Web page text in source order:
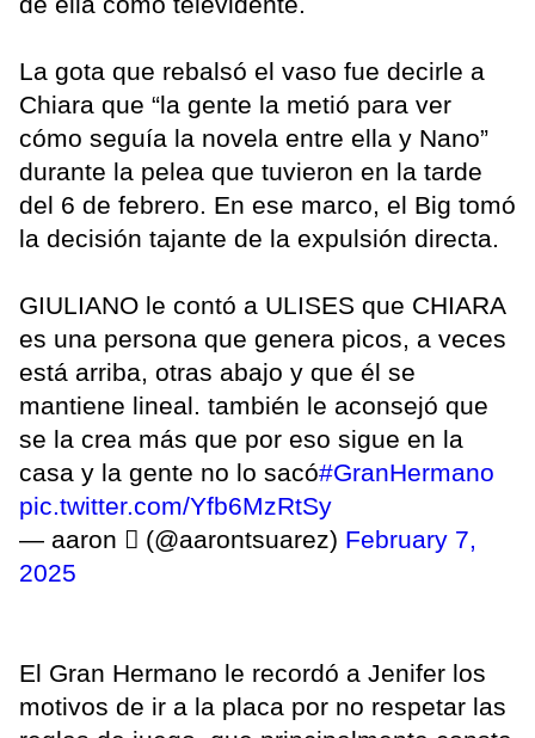
La gota que rebalsó el vaso fue decirle a
Chiara que “la gente la metió para ver
cómo seguía la novela entre ella y Nano”
durante la pelea que tuvieron en la tarde
del 6 de febrero. En ese marco, el Big tomó
la decisión tajante de la expulsión directa.
GIULIANO le contó a ULISES que CHIARA
es una persona que genera picos, a veces
está arriba, otras abajo y que él se
mantiene lineal. también le aconsejó que
se la crea más que por eso sigue en la
casa y la gente no lo sacó#GranHermano
pic.twitter.com/Yfb6MzRtSy
— aaron  (@aarontsuarez) February 7,
2025
El Gran Hermano le recordó a Jenifer los
motivos de ir a la placa por no respetar las